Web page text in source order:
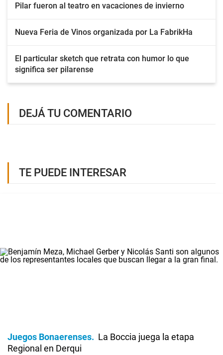
Pilar fueron al teatro en vacaciones de invierno
Nueva Feria de Vinos organizada por La FabrikHa
El particular sketch que retrata con humor lo que
significa ser pilarense
DEJÁ TU COMENTARIO
TE PUEDE INTERESAR
Juegos Bonaerenses
La Boccia juega la etapa
Regional en Derqui